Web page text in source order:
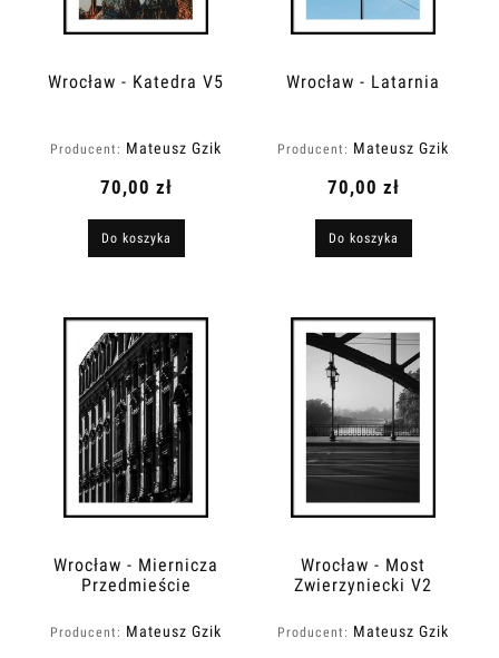
Wrocław - Katedra V5
Producent: Mateusz Gzik
70,00 zł
Do koszyka
Wrocław - Latarnia
Producent: Mateusz Gzik
70,00 zł
Do koszyka
Wrocław - Miernicza
Przedmieście
Producent: Mateusz Gzik
Wrocław - Most
Zwierzyniecki V2
Producent: Mateusz Gzik